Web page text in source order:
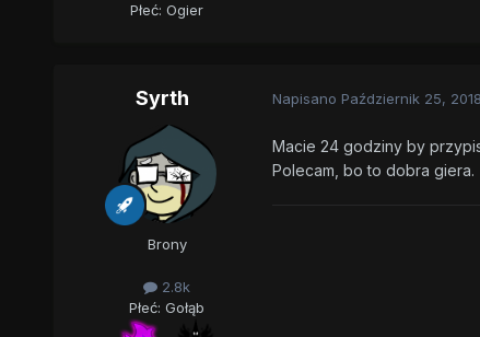
Płeć: Ogier
Syrth
Brony
2.8k
Płeć: Gołąb
Napisano Październik 25, 2018
Macie 24 godziny by
Polecam, bo to dobra giera.